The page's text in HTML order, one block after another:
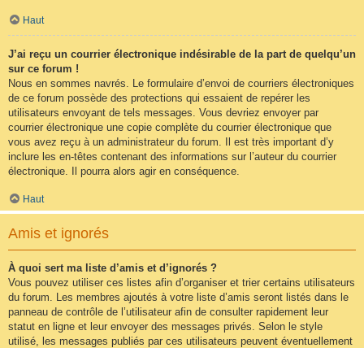
Haut
J’ai reçu un courrier électronique indésirable de la part de quelqu’un
sur ce forum !
Nous en sommes navrés. Le formulaire d’envoi de courriers électroniques
de ce forum possède des protections qui essaient de repérer les
utilisateurs envoyant de tels messages. Vous devriez envoyer par
courrier électronique une copie complète du courrier électronique que
vous avez reçu à un administrateur du forum. Il est très important d’y
inclure les en-têtes contenant des informations sur l’auteur du courrier
électronique. Il pourra alors agir en conséquence.
Haut
Amis et ignorés
À quoi sert ma liste d’amis et d’ignorés ?
Vous pouvez utiliser ces listes afin d’organiser et trier certains utilisateurs
du forum. Les membres ajoutés à votre liste d’amis seront listés dans le
panneau de contrôle de l’utilisateur afin de consulter rapidement leur
statut en ligne et leur envoyer des messages privés. Selon le style
utilisé, les messages publiés par ces utilisateurs peuvent éventuellement